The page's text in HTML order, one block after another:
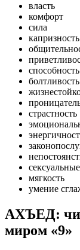
власть
комфорт
сила
капризность
болтливость
страстность
мягкость
умение
АХЪЕД:
миром «9»